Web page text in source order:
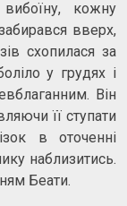
кожну
вверх,
схопилася за
у грудях і
Він
її ступати
в оточенні
наблизитись.
Беати.